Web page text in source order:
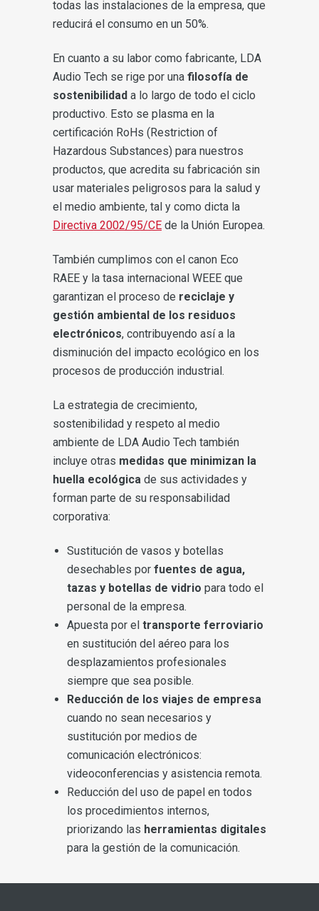
todas las instalaciones de la empresa, que
reducirá el consumo en un 50%.
En cuanto a su labor como fabricante, LDA
Audio Tech se rige por una filosofía de
sostenibilidad a lo largo de todo el ciclo
productivo. Esto se plasma en la
certificación RoHs (Restriction of
Hazardous Substances) para nuestros
productos, que acredita su fabricación sin
usar materiales peligrosos para la salud y
el medio ambiente, tal y como dicta la
Directiva 2002/95/CE de la Unión Europea.
También cumplimos con el canon Eco
RAEE y la tasa internacional WEEE que
garantizan el proceso de reciclaje y
gestión ambiental de los residuos
electrónicos, contribuyendo así a la
disminución del impacto ecológico en los
procesos de producción industrial.
La estrategia de crecimiento,
sostenibilidad y respeto al medio
ambiente de LDA Audio Tech también
incluye otras medidas que minimizan la
huella ecológica de sus actividades y
forman parte de su responsabilidad
corporativa:
Sustitución de vasos y botellas
desechables por fuentes de agua,
tazas y botellas de vidrio para todo el
personal de la empresa.
Apuesta por el transporte ferroviario
en sustitución del aéreo para los
desplazamientos profesionales
siempre que sea posible.
Reducción de los viajes de empresa
cuando no sean necesarios y
sustitución por medios de
comunicación electrónicos:
videoconferencias y asistencia remota.
Reducción del uso de papel en todos
los procedimientos internos,
priorizando las herramientas digitales
para la gestión de la comunicación.